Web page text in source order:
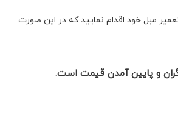
مبل خود اقدام نمایید که در این صورت
گران و پایین آمدن قیمت است.